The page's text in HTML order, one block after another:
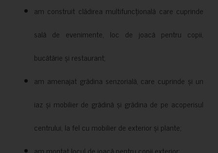
am construit clădirea multifuncțională care cuprinde
sală de evenimente, loc de joacă pentru copii,
bucătărie și restaurant;
am amenajat grădina senzorială, care cuprinde și un
iaz și mobilier de grădină și grădina de pe acoperisul
centrului, la fel cu mobilier de exterior și plante;